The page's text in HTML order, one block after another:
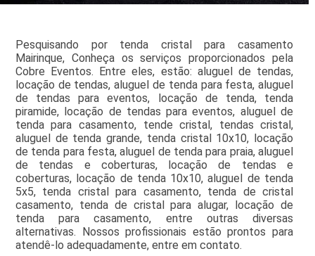
Pesquisando por tenda cristal para casamento
Mairinque, Conheça os serviços proporcionados pela
Cobre Eventos. Entre eles, estão: aluguel de tendas,
locação de tendas, aluguel de tenda para festa, aluguel
de tendas para eventos, locação de tenda, tenda
piramide, locação de tendas para eventos, aluguel de
tenda para casamento, tende cristal, tendas cristal,
aluguel de tenda grande, tenda cristal 10x10, locação
de tenda para festa, aluguel de tenda para praia, aluguel
de tendas e coberturas, locação de tendas e
coberturas, locação de tenda 10x10, aluguel de tenda
5x5, tenda cristal para casamento, tenda de cristal
casamento, tenda de cristal para alugar, locação de
tenda para casamento, entre outras diversas
alternativas. Nossos profissionais estão prontos para
atendê-lo adequadamente, entre em contato.